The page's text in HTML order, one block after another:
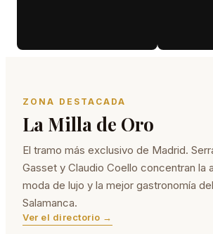
ZONA DESTACADA
La Milla de Oro
El tramo más exclusivo de Madrid.
Gasset y Claudio Coello concentran la
moda de lujo y la mejor gastronomía
Salamanca.
Ver el directorio →